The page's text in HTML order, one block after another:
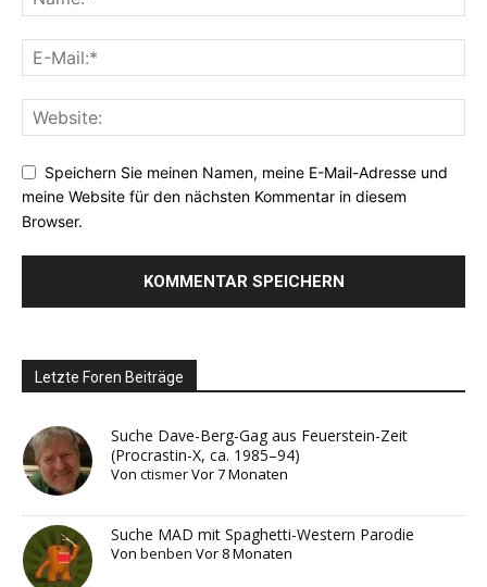
Speichern Sie meinen Namen, meine E-Mail-Adresse und
meine Website für den nächsten Kommentar in diesem
Browser.
Letzte Foren Beiträge
Suche Dave-Berg-Gag aus Feuerstein-Zeit
(Procrastin-X, ca. 1985–94)
VonctismerVor 7 Monaten
Suche MAD mit Spaghetti-Western Parodie
Vonbenben Vor 8 Monaten